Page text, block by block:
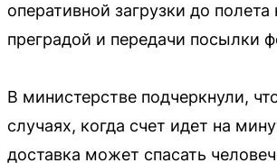
оперативной загрузки до полета
преградой и передачи посылки
В министерстве подчеркнули,
случаях, когда счет идет на
доставка может спасать